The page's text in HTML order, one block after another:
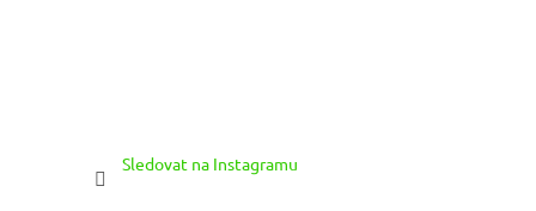
Sledovat na Instagramu